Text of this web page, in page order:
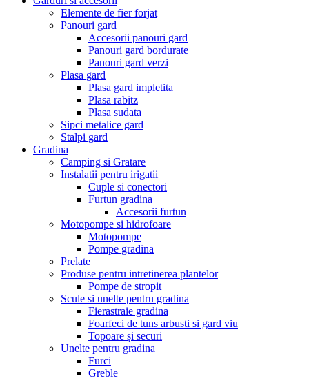
Elemente de fier forjat
Panouri gard
Accesorii panouri gard
Panouri gard bordurate
Panouri gard verzi
Plasa gard
Plasa gard impletita
Plasa rabitz
Plasa sudata
Sipci metalice gard
Stalpi gard
Gradina
Camping si Gratare
Instalatii pentru irigatii
Cuple si conectori
Furtun gradina
Accesorii furtun
Motopompe si hidrofoare
Motopompe
Pompe gradina
Prelate
Produse pentru intretinerea plantelor
Pompe de stropit
Scule si unelte pentru gradina
Fierastraie gradina
Foarfeci de tuns arbusti si gard viu
Topoare și securi
Unelte pentru gradina
Furci
Greble